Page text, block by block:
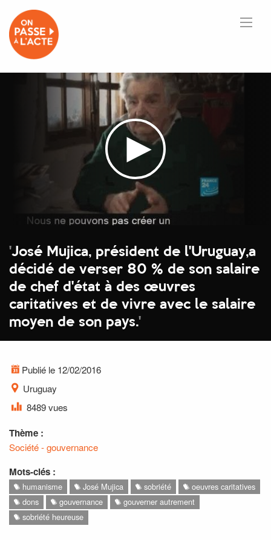
'José Mujica, président de l'Uruguay,a
décidé de verser 80 % de son salaire
de chef d'état à des œuvres
caritatives et de vivre avec le salaire
moyen de son pays.'
Publié le 12/02/2016
Uruguay
8489 vues
Thème :
Société - gouvernance
Mots-clés :
humanisme José Mujica sobriété
oeuvres caritatives
dons
gouvernance
gouverner autrement
sobriété heureuse